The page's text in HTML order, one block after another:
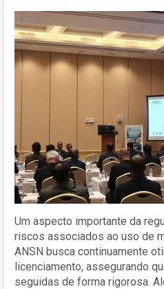
Um aspecto importante da
riscos associados ao uso de
ANSN busca continuamente
licenciamento, assegurando
seguidas de forma rigorosa.